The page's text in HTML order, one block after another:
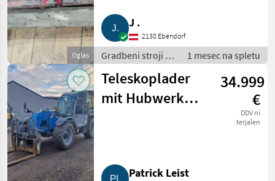
Oglas
J .
2130 Ebendorf
Gradbeni stroji /
Teleskopski
nakladalniki
1 mesec na spletu
Teleskoplader
mit Hubwerk
34.999
€
DDV ni
terjalen
Patrick Leist